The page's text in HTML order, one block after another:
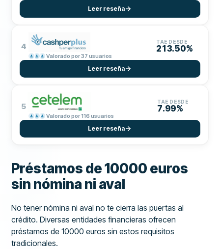
Leer reseña
4
Valorado por 37 usuarios
TAE DESDE
213.50%
Leer reseña
5
Valorado por 116 usuarios
TAE DESDE
7.99%
Leer reseña
Préstamos de 10000 euros
sin nómina ni aval
No tener nómina ni aval no te cierra las puertas al
crédito. Diversas entidades financieras ofrecen
préstamos de 10000 euros sin estos requisitos
tradicionales.